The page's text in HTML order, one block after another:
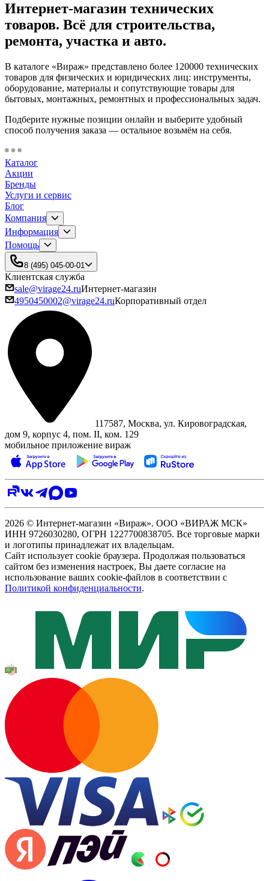
Интернет-магазин технических
товаров. Всё для строительства,
ремонта, участка и авто.
В каталоге «Вираж» представлено более 120000 технических
товаров для физических и юридических лиц: инструменты,
оборудование, материалы и сопутствующие товары для
бытовых, монтажных, ремонтных и профессиональных задач.
Подберите нужные позиции онлайн и выберите удобный
способ получения заказа — остальное возьмём на себя.
Каталог
Акции
Бренды
Услуги и сервис
Блог
Компания
Информация
Помощь
8 (495) 045-00-01
Клиентская служба
sale@virage24.ruИнтернет-магазин
4950450002@virage24.ruКорпоративный отдел
117587, Москва, ул. Кировоградская,
дом 9, корпус 4, пом. II, ком. 129
мобильное приложение вираж
2026 © Интернет-магазин «Вираж». ООО «ВИРАЖ МСК»
ИНН 9726030280, ОГРН 1227700838705. Все торговые марки
и логотипы принадлежат их владельцам.
Сайт использует cookie браузера. Продолжая пользоваться
сайтом без изменения настроек, Вы даете согласие на
использование ваших cookie-файлов в соответствии с
Политикой конфиденциальности.